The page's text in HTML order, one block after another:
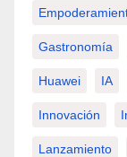
Gastronomía
Huawei IA
Innovación
Lanzamiento